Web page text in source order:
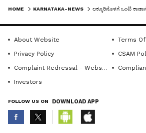
ತಕ್ಷಣ ಸ್ಥಳಕ್ಕೆ ಭೇಟಿ ನೀಡಿ ಕಾಡಾನೆಯನ್ನು
ಸಾರ್ವಜನಿಕರಿಗೆ ಮನವಿ
ಸಂಚಾರದಿಂದ ಗ್ರಾಮದಲ್ಲಿ ಆತಂಕದ
HOME KARNATAKA-NEWS ಲಕ್ಕೂರಿನೊಳಗೆ ಒಂಟಿ
About Website
Terms
Privacy Policy
CSAM
Complaint Redressal - Website
Investors
FOLLOW US ON DOWNLOAD APP